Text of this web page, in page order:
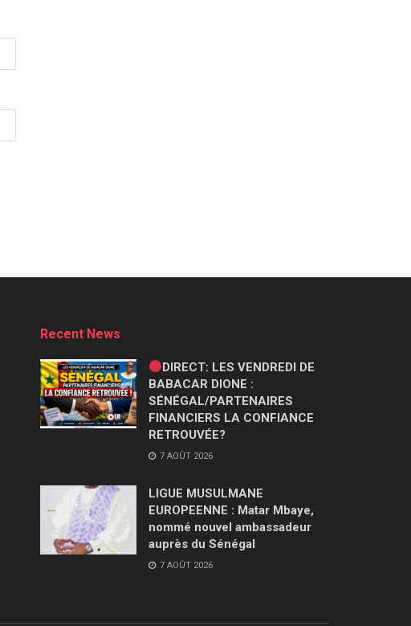
Recent News
DIRECT: LES VENDREDI DE
BABACAR DIONE :
SÉNÉGAL/PARTENAIRES
FINANCIERS LA CONFIANCE
RETROUVÉE?
7 AOÛT 2026
LIGUE MUSULMANE
EUROPEENNE : Matar Mbaye,
nommé nouvel ambassadeur
auprès du Sénégal
7 AOÛT 2026